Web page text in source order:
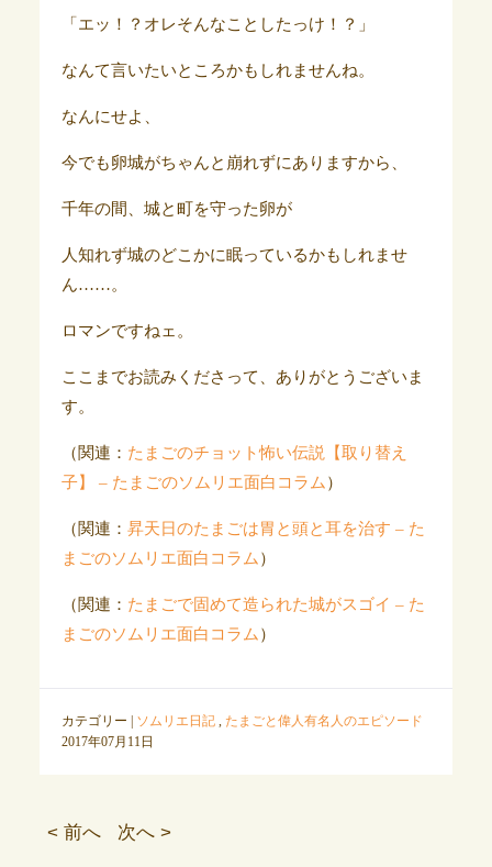
「エッ！？オレそんなことしたっけ！？」
なんて言いたいところかもしれませんね。
なんにせよ、
今でも卵城がちゃんと崩れずにありますから、
千年の間、城と町を守った卵が
人知れず城のどこかに眠っているかもしれませ
ん……。
ロマンですねェ。
ここまでお読みくださって、ありがとうございま
す。
（関連： たまごのチョット怖い伝説【取り替え
子】 – たまごのソムリエ面白コラム ）
（関連： 昇天日のたまごは胃と頭と耳を治す – た
まごのソムリエ面白コラム ）
（関連： たまごで固めて造られた城がスゴイ – た
まごのソムリエ面白コラム ）
カテゴリー | ソムリエ日記, たまごと偉人有名人のエピソード
2017年07月11日
< 前へ 次へ >